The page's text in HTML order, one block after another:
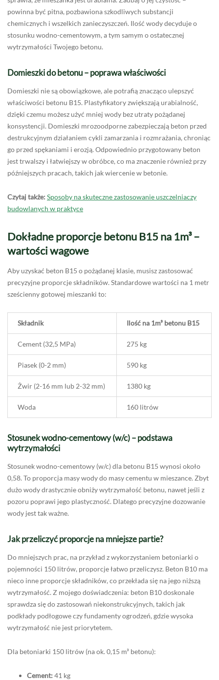
powinna być pitna, pozbawiona szkodliwych substancji
chemicznych i wszelkich zanieczyszczeń. Ilość wody decyduje o
stosunku wodno-cementowym, a tym samym o ostatecznej
wytrzymałości Twojego betonu.
Domieszki do betonu – poprawa właściwości
Domieszki nie są obowiązkowe, ale potrafią znacząco ulepszyć
właściwości betonu B15. Plastyfikatory zwiększają urabialność,
dzięki czemu możesz użyć mniej wody bez utraty pożądanej
konsystencji. Domieszki mrozoodporne zabezpieczają beton przed
destrukcyjnym działaniem cykli zamarzania i rozmrażania, chroniąc
go przed spękaniami i erozją. Odpowiednio przygotowany beton
jest trwalszy i łatwiejszy w obróbce, co ma znaczenie również przy
późniejszych pracach, takich jak wiercenie w betonie.
Czytaj także: Sposoby na skuteczne zastosowanie uszczelniaczy
budowlanych w praktyce
Dokładne proporcje betonu B15 na 1m³ –
wartości wagowe
Aby uzyskać beton B15 o pożądanej klasie, musisz zastosować
precyzyjne proporcje składników. Standardowe wartości na 1 metr
sześcienny gotowej mieszanki to:
Składnik Ilość na 1m³ betonu B15
Cement (32,5 MPa) 275 kg
Piasek (0-2 mm) 590 kg
Żwir (2-16 mm lub 2-32 mm) 1380 kg
Woda 160 litrów
Stosunek wodno-cementowy (w/c) – podstawa
wytrzymałości
Stosunek wodno-cementowy (w/c) dla betonu B15 wynosi około
0,58. To proporcja masy wody do masy cementu w mieszance. Zbyt
dużo wody drastycznie obniży wytrzymałość betonu, nawet jeśli z
pozoru poprawi jego plastyczność. Dlatego precyzyjne dozowanie
wody jest tak ważne.
Jak przeliczyć proporcje na mniejsze partie?
Do mniejszych prac, na przykład z wykorzystaniem betoniarki o
pojemności 150 litrów, proporcje łatwo przeliczysz. Beton B10 ma
nieco inne proporcje składników, co przekłada się na jego niższą
wytrzymałość. Z mojego doświadczenia: beton B10 doskonale
sprawdza się do zastosowań niekonstrukcyjnych, takich jak
podkłady podłogowe czy fundamenty ogrodzeń, gdzie wysoka
wytrzymałość nie jest priorytetem.
Dla betoniarki 150 litrów (na ok. 0,15 m³ betonu):
Cement: 41 kg